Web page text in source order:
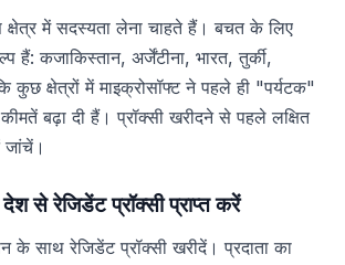
में सदस्यता लेना चाहते हैं। बचत के लिए
हैं: कजाकिस्तान, अर्जेंटीना, भारत, तुर्की,
कुछ क्षेत्रों में माइक्रोसॉफ्ट ने पहले ही "पर्यटक"
बढ़ा दी हैं। प्रॉक्सी खरीदने से पहले लक्षित
जांचें।
से रेजिडेंट प्रॉक्सी प्राप्त करें
के साथ रेजिडेंट प्रॉक्सी खरीदें। प्रदाता का